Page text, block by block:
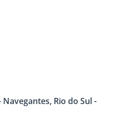
Navegantes, Rio do Sul -